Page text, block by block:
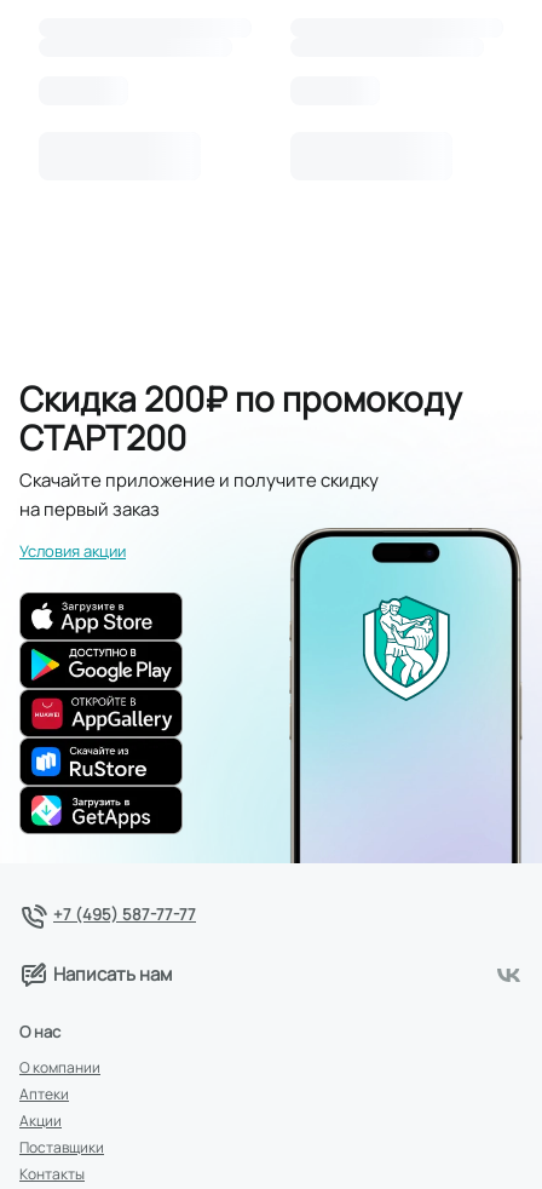
Скидка 200₽ по промокоду
СТАРТ200
Скачайте приложение и получите скидку
на первый заказ
Условия акции
+7 (495) 587-77-77
Написать нам
О нас
О компании
Аптеки
Акции
Поставщики
Контакты